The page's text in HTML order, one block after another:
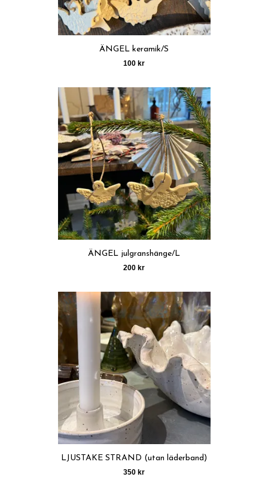
ÄNGEL keramik/S
100 kr
ÄNGEL julgranshänge/L
200 kr
LJUSTAKE STRAND (utan läderband)
350 kr